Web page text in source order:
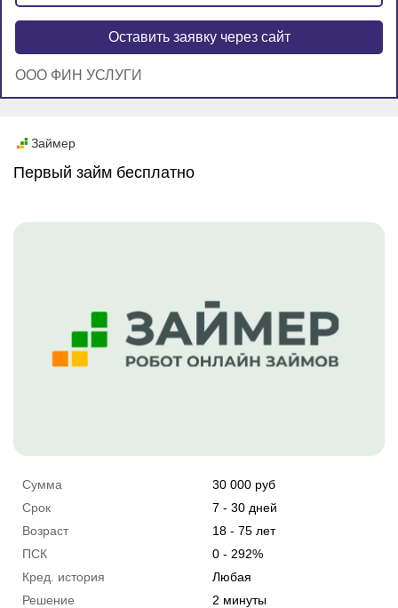
Оставить заявку через сайт
OOO ФИН УСЛУГИ
Займер
Первый займ бесплатно
Сумма
30 000 руб
Срок
7 - 30 дней
Возраст
18 - 75 лет
ПСК
0 - 292%
Кред. история
Любая
Решение
2 минуты